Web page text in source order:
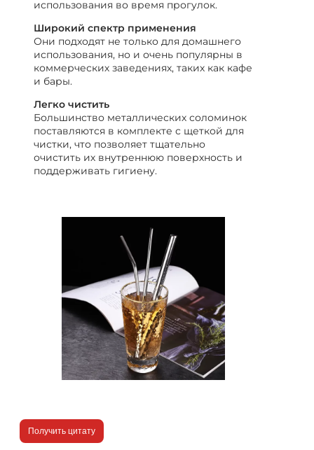
использования во время прогулок.
Широкий спектр применения
Они подходят не только для домашнего
использования, но и очень популярны в
коммерческих заведениях, таких как кафе
и бары.
Легко чистить
Большинство металлических соломинок
поставляются в комплекте с щеткой для
чистки, что позволяет тщательно
очистить их внутреннюю поверхность и
поддерживать гигиену.
Получить цитату